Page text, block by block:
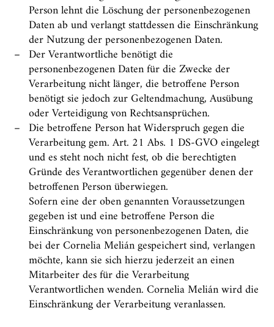
Person lehnt die Löschung der personenbezogenen
Daten ab und verlangt stattdessen die Einschränkung
der Nutzung der personenbezogenen Daten.
Der Verantwortliche benötigt die
personenbezogenen Daten für die Zwecke der
Verarbeitung nicht länger, die betroffene Person
benötigt sie jedoch zur Geltendmachung, Ausübung
oder Verteidigung von Rechtsansprüchen.
Die betroffene Person hat Widerspruch gegen die
Verarbeitung gem. Art. 21 Abs. 1 DS-GVO eingelegt
und es steht noch nicht fest, ob die berechtigten
Gründe des Verantwortlichen gegenüber denen der
betroffenen Person überwiegen.
Sofern eine der oben genannten Voraussetzungen
gegeben ist und eine betroffene Person die
Einschränkung von personenbezogenen Daten, die
bei der Cornelia Melián gespeichert sind, verlangen
möchte, kann sie sich hierzu jederzeit an einen
Mitarbeiter des für die Verarbeitung
Verantwortlichen wenden. Cornelia Melián wird die
Einschränkung der Verarbeitung veranlassen.